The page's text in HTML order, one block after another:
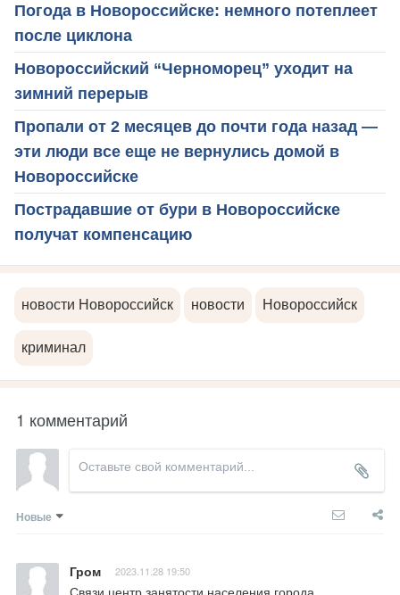
Погода в Новороссийске: немного потеплеет
после циклона
Новороссийский “Черноморец” уходит на
зимний перерыв
Пропали от 2 месяцев до почти года назад —
эти люди все еще не вернулись домой в
Новороссийске
Пострадавшие от бури в Новороссийске
получат компенсацию
новости Новороссийск новости Новороссийск
криминал
1 комментарий
Новые
Гром 2023.11.28 19:50
Связи центр занятости населения города